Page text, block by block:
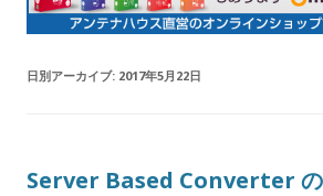
日別アーカイブ: 2017年5月22日
Server Based Converter の